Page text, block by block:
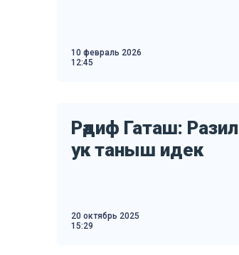
10 февраль 2026
12:45
Рәдиф Гаташ:
ук таныш идек
20 октябрь 2025
15:29